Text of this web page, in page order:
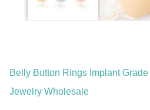
Belly Button Rings Implant
Jewelry Wholesale